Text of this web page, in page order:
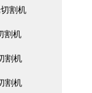
割机
割机
割机
割机